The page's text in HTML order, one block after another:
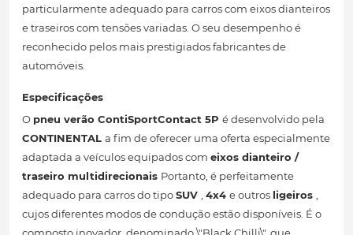
particularmente adequado para carros com eixos dianteiros
e traseiros com tensões variadas. O seu desempenho é
reconhecido pelos mais prestigiados fabricantes de
automóveis.
Especificações
O pneu verão ContiSportContact 5P é desenvolvido pela
CONTINENTAL a fim de oferecer uma oferta especialmente
adaptada a veículos equipados com eixos dianteiro /
traseiro multidirecionais Portanto, é perfeitamente
adequado para carros do tipoSUV , 4x4 e outros ligeiros ,
cujos diferentes modos de condução estão disponíveis. É o